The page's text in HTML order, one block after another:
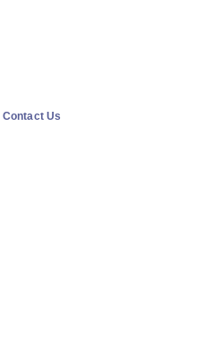
Contact Us